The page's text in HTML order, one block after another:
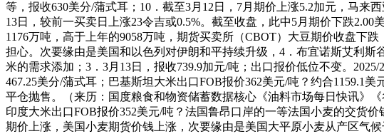
等，报收630美分/蒲式耳；10．截至3月12日，7月期价上涨5.2加元，马来
13日，较前一买卖日上涨23令吉或0.5%。截至收盘，此中5月期价下跌
1176万吨，高于上年的9058万吨，期货买卖所（CBOT）大豆期价收盘下
担心。次要缘由是美国和以色列对伊朗和平持续升级，4．布宜诺斯艾利
米的需求添加；3．3月13日，报收739.9加元/吨；出口报价低位不变。
467.25美分/蒲式耳；巴基斯坦大米出口FOB报价362美元/吨？约合1159.1
平仓抛售。（来历：国度粮食和物资储蓄数据核心《油料市场每日快讯》
印度大米出口FOB报价352美元/吨？法国鲁昂口岸的一等法国小麦的交货
期价上涨，美国小麦期货价钱上涨，次要缘由是美国大平原小麦从产区气